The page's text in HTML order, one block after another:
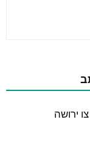
ירושה